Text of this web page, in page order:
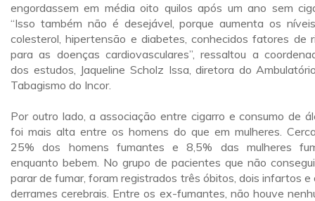
engordassem em média oito quilos após um ano sem
“Isso também não é desejável, porque aumenta os
colesterol, hipertensão e diabetes, conhecidos fatores de
para as doenças cardiovasculares”, ressaltou a
dos estudos, Jaqueline Scholz Issa, diretora do
Tabagismo do Incor.
Por outro lado, a associação entre cigarro e consumo de
foi mais alta entre os homens do que em mulheres.
25% dos homens fumantes e 8,5% das mulheres
enquanto bebem. No grupo de pacientes que não
parar de fumar, foram registrados três óbitos, dois infartos e
derrames cerebrais. Entre os ex-fumantes, não houve